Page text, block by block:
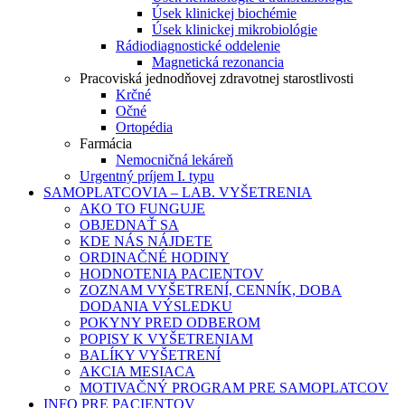
Úsek klinickej biochémie
Úsek klinickej mikrobiológie
Rádiodiagnostické oddelenie
Magnetická rezonancia
Pracoviská jednodňovej zdravotnej starostlivosti
Krčné
Očné
Ortopédia
Farmácia
Nemocničná lekáreň
Urgentný príjem I. typu
SAMOPLATCOVIA – LAB. VYŠETRENIA
AKO TO FUNGUJE
OBJEDNAŤ SA
KDE NÁS NÁJDETE
ORDINAČNÉ HODINY
HODNOTENIA PACIENTOV
ZOZNAM VYŠETRENÍ, CENNÍK, DOBA
DODANIA VÝSLEDKU
POKYNY PRED ODBEROM
POPISY K VYŠETRENIAM
BALÍKY VYŠETRENÍ
AKCIA MESIACA
MOTIVAČNÝ PROGRAM PRE SAMOPLATCOV
INFO PRE PACIENTOV